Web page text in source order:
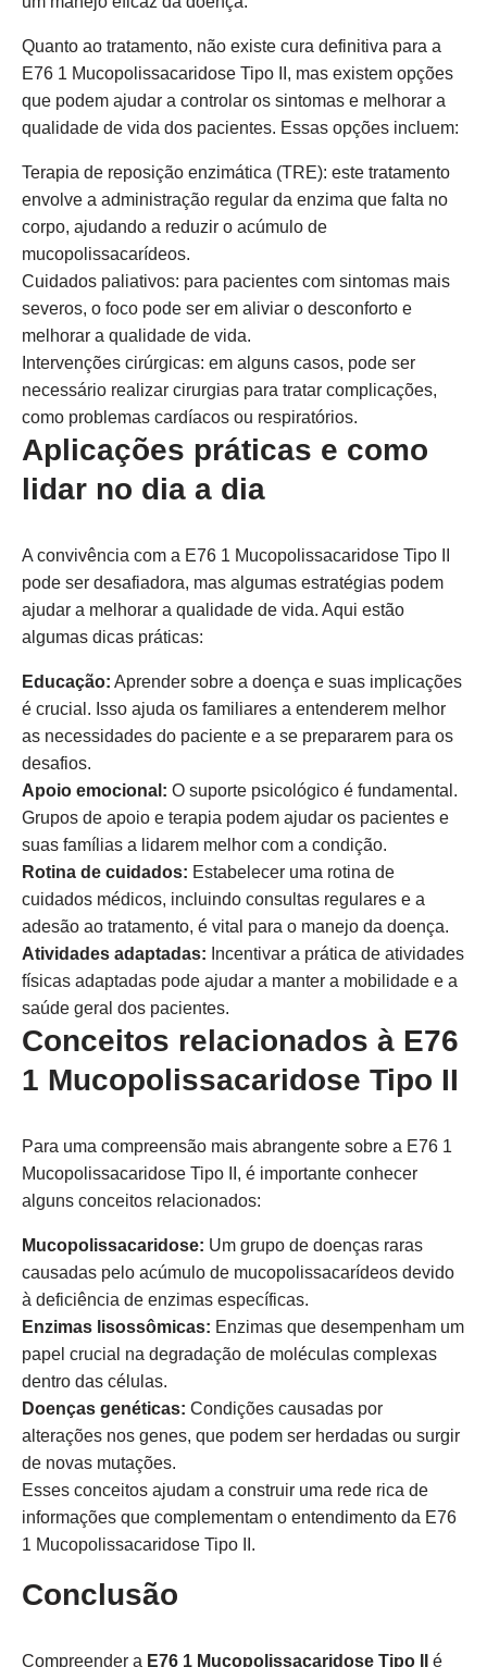
Quanto ao tratamento, não existe cura definitiva para a
E76 1 Mucopolissacaridose Tipo II, mas existem opções
que podem ajudar a controlar os sintomas e melhorar a
qualidade de vida dos pacientes. Essas opções incluem:
Terapia de reposição enzimática (TRE): este tratamento
envolve a administração regular da enzima que falta no
corpo, ajudando a reduzir o acúmulo de
mucopolissacarídeos.
Cuidados paliativos: para pacientes com sintomas mais
severos, o foco pode ser em aliviar o desconforto e
melhorar a qualidade de vida.
Intervenções cirúrgicas: em alguns casos, pode ser
necessário realizar cirurgias para tratar complicações,
como problemas cardíacos ou respiratórios.
Aplicações práticas e como
lidar no dia a dia
A convivência com a E76 1 Mucopolissacaridose Tipo II
pode ser desafiadora, mas algumas estratégias podem
ajudar a melhorar a qualidade de vida. Aqui estão
algumas dicas práticas:
Educação: Aprender sobre a doença e suas implicações
é crucial. Isso ajuda os familiares a entenderem melhor
as necessidades do paciente e a se prepararem para os
desafios.
Apoio emocional: O suporte psicológico é fundamental.
Grupos de apoio e terapia podem ajudar os pacientes e
suas famílias a lidarem melhor com a condição.
Rotina de cuidados: Estabelecer uma rotina de
cuidados médicos, incluindo consultas regulares e a
adesão ao tratamento, é vital para o manejo da doença.
Atividades adaptadas: Incentivar a prática de atividades
físicas adaptadas pode ajudar a manter a mobilidade e a
saúde geral dos pacientes.
Conceitos relacionados à E76
1 Mucopolissacaridose Tipo II
Para uma compreensão mais abrangente sobre a E76 1
Mucopolissacaridose Tipo II, é importante conhecer
alguns conceitos relacionados:
Mucopolissacaridose: Um grupo de doenças raras
causadas pelo acúmulo de mucopolissacarídeos devido
à deficiência de enzimas específicas.
Enzimas lisossômicas: Enzimas que desempenham um
papel crucial na degradação de moléculas complexas
dentro das células.
Doenças genéticas: Condições causadas por
alterações nos genes, que podem ser herdadas ou surgir
de novas mutações.
Esses conceitos ajudam a construir uma rede rica de
informações que complementam o entendimento da E76
1 Mucopolissacaridose Tipo II.
Conclusão
Compreender a E76 1 Mucopolissacaridose Tipo II
é